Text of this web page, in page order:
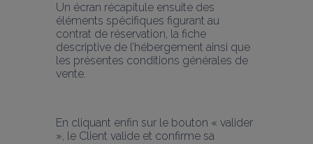
Un écran récapitule ensuite des
éléments spécifiques figurant au
contrat de réservation, la fiche
descriptive de l’hébergement ainsi que
les présentes conditions générales de
vente.
En cliquant enfin sur le bouton « valider
», le Client valide et confirme sa